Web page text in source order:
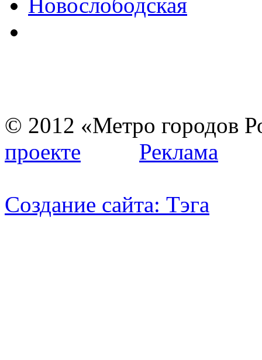
© 2012 «Метро
проекте
Реклама
Создание сайта: Тэга